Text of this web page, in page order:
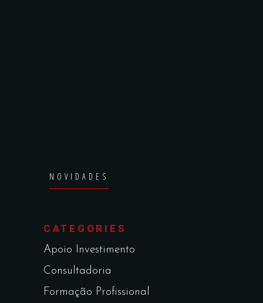
NOVIDADES
CATEGORIES
Apoio Investimento
Consultadoria
Formação Profissional